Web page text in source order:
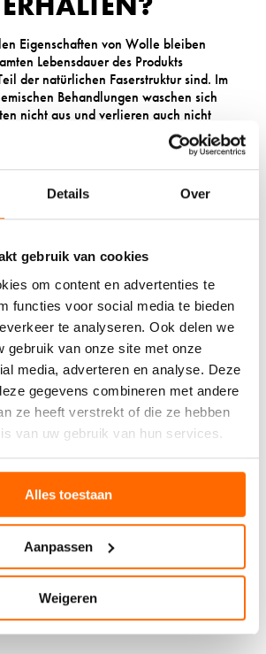
Details Over
gebruik van cookies
om content en advertenties te
functies voor social media te bieden
te analyseren. Ook delen we
gebruik van onze site met onze
media, adverteren en analyse. Deze
gegevens combineren met andere
ze heeft verstrekt of die ze hebben
van uw gebruik van hun services.
Alles toestaan
Aanpassen
Weigeren
Eigenschaften von Wolle bleiben
Lebensdauer des Produkts
der natürlichen Faserstruktur sind. Im
Behandlungen waschen sich
nicht aus und verlieren auch nicht
unverändert bleibt. Dies liegt daran,
Eigenschaften nicht
der Keratinfasern verankert sind.
Pflege die Wirksamkeit
heißes Wasser, aggressive
chemische Bleichmittel können die
der Wolle beschädigen. Bei
mit milden Wollwaschmitteln und
bleiben die antibakteriellen
vollständig erhalten.
FÜR
der ursprünglichen Wolle und der
minimal verarbeitete
natürlichen Eigenschaften am besten.
und eventuelle chemische
die Wirksamkeit beeinflussen.